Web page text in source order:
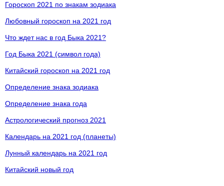
Гороскоп 2021 по знакам зодиака
Любовный гороскоп на 2021 год
Что ждет нас в год Быка 2021?
Год Быка 2021 (символ года)
Китайский гороскоп на 2021 год
Определение знака зодиака
Определение знака года
Астрологический прогноз 2021
Календарь на 2021 год (планеты)
Лунный календарь на 2021 год
Китайский новый год